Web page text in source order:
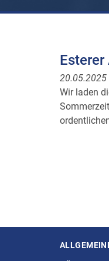
20.05.2025
Wir laden